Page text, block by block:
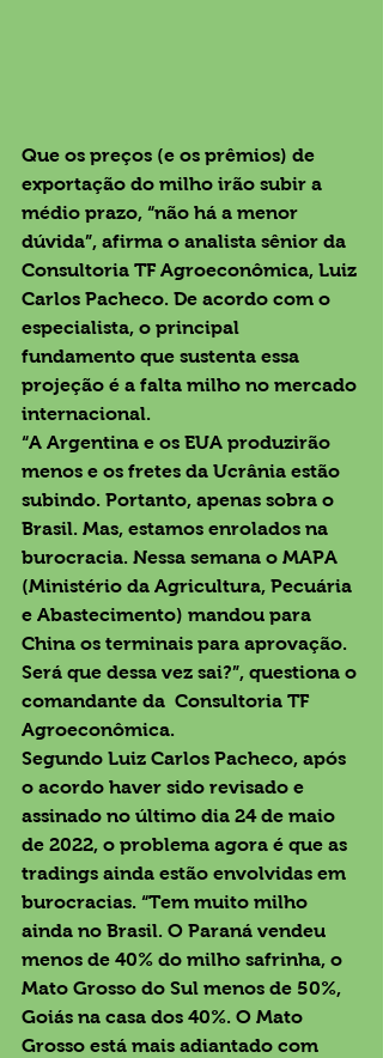
Que os preços (e os prêmios) de
exportação do milho irão subir a
médio prazo, “não há a menor
dúvida”, afirma o analista sênior da
Consultoria TF Agroeconômica, Luiz
Carlos Pacheco. De acordo com o
especialista, o principal
fundamento que sustenta essa
projeção é a falta milho no mercado
internacional.
“A Argentina e os EUA produzirão
menos e os fretes da Ucrânia estão
subindo. Portanto, apenas sobra o
Brasil. Mas, estamos enrolados na
burocracia. Nessa semana o MAPA
(Ministério da Agricultura, Pecuária
e Abastecimento) mandou para
China os terminais para aprovação.
Será que dessa vez sai?”, questiona o
comandante da  Consultoria TF
Agroeconômica.
Segundo Luiz Carlos Pacheco, após
o acordo haver sido revisado e
assinado no último dia 24 de maio
de 2022, o problema agora é que as
tradings ainda estão envolvidas em
burocracias. “Tem muito milho
ainda no Brasil. O Paraná vendeu
menos de 40% do milho safrinha, o
Mato Grosso do Sul menos de 50%,
Goiás na casa dos 40%. O Mato
Grosso está mais adiantado com